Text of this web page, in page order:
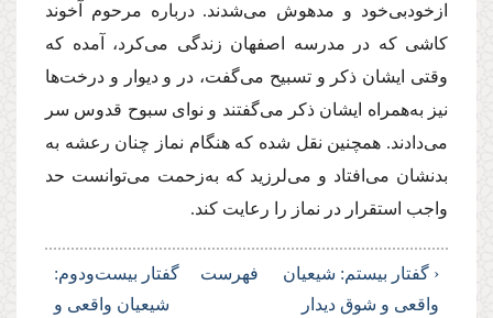
ازخودبی‌خود و مدهوش می‌شدند. درباره مرحوم آخوند
كاشی كه در مدرسه اصفهان زندگی می‌كرد، آمده كه
وقتی ایشان ذكر و تسبیح می‌گفت، در و دیوار و درخت‌ها
نیز به‌همراه ایشان ذكر می‌گفتند و نوای سبوح قدوس سر
می‌دادند. همچنین نقل شده كه هنگام نماز چنان رعشه به
بدنشان می‌افتاد و می‌لرزید كه به‌زحمت می‌توانست حد
واجب استقرار در نماز را رعایت كند.
‹ گفتار بیستم: شیعیان
واقعی و شوق دیدار
فهرست
گفتار بیست‌ودوم:
شیعیان واقعی و